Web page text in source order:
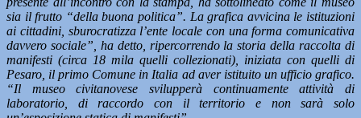
sia il frutto “della buona politica”. La grafica avvicina le istituzioni
ai cittadini, sburocratizza l’ente locale con una forma comunicativa
davvero sociale”, ha detto, ripercorrendo la storia della raccolta di
manifesti (circa 18 mila quelli collezionati), iniziata con quelli di
Pesaro, il primo Comune in Italia ad aver istituito un ufficio grafico.
“Il museo civitanovese svilupperà continuamente attività di
laboratorio, di raccordo con il territorio e non sarà solo